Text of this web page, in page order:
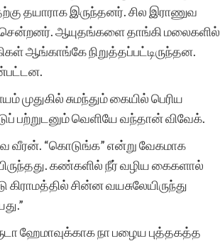
தயாராக இருந்தனர். சில இராணுவ
சென்றனர். ஆயுதங்களை தாங்கி மலைகளில்
ஆங்காங்கே நிறுத்தப்பட்டிருந்தன.
சுமந்தும் கையில் பெரிய
பற்றுடனும் வெளியே வந்தான் விவேக்.
வீரன். “கொடுங்க” என்று வேகமாக
கண்களில் நீர் வழிய கைகளால்
சின்ன வயசுலேயிருந்து
ஹேமாவுக்காக நா பழைய புத்தகத்த